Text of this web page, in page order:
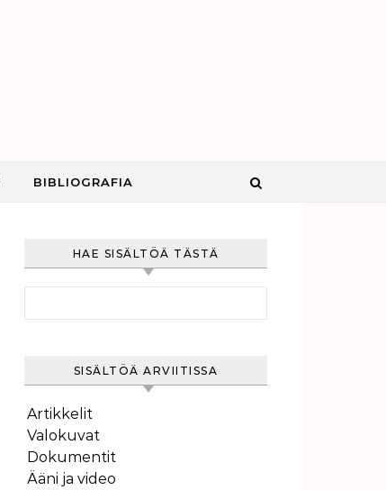
BIBLIOGRAFIA
HAE SISÄLTÖÄ TÄSTÄ
SISÄLTÖÄ ARVIITISSA
Artikkelit
Valokuvat
Dokumentit
Ääni ja video